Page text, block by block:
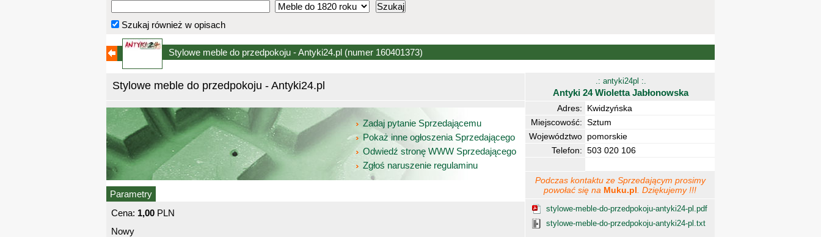
Szukaj również w opisach
Stylowe meble do przedpokoju - Antyki24.pl (numer 160401373)
Stylowe meble do przedpokoju - Antyki24.pl
Zadaj pytanie Sprzedającemu
Pokaż inne ogłoszenia Sprzedającego
Odwiedź stronę WWW Sprzedającego
Zgłoś naruszenie regulaminu
Parametry
Cena: 1,00 PLN
Nowy
.: antyki24pl :.
Antyki 24 Wioletta Jabłonowska
Adres:
Kwidzyńska
Miejscowość: Sztum
Województwo pomorskie
Telefon: 503 020 106
Podczas kontaktu ze Sprzedającym prosimy
powołać się na Muku.pl . Dziękujemy !!!
stylowe-meble-do-przedpokoju-antyki24-pl.pdf
stylowe-meble-do-przedpokoju-antyki24-pl.txt